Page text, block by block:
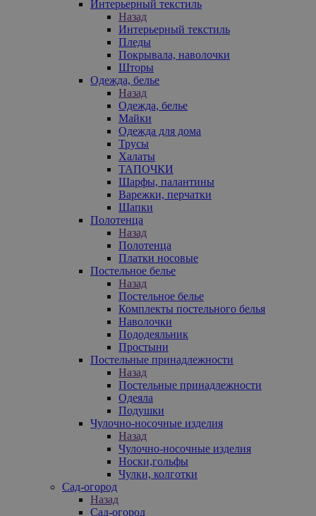
Интерьерный текстиль
Назад
Интерьерный текстиль
Пледы
Покрывала, наволочки
Шторы
Одежда, белье
Назад
Одежда, белье
Майки
Одежда для дома
Трусы
Халаты
ТАПОЧКИ
Шарфы, палантины
Варежки, перчатки
Шапки
Полотенца
Назад
Полотенца
Платки носовые
Постельное белье
Назад
Постельное белье
Комплекты постельного белья
Наволочки
Пододеяльник
Простыни
Постельные принадлежности
Назад
Постельные принадлежности
Одеяла
Подушки
Чулочно-носочные изделия
Назад
Чулочно-носочные изделия
Носки,гольфы
Чулки, колготки
Сад-огород
Назад
Сад-огород